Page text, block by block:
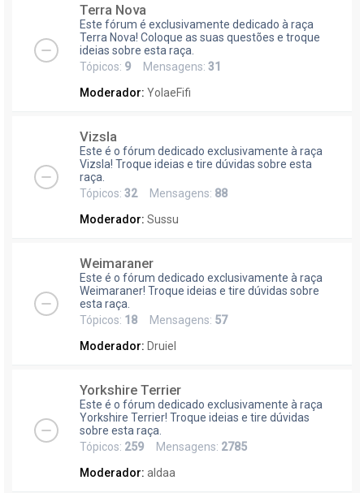
Terra Nova
Este fórum é exclusivamente dedicado à raça
Terra Nova! Coloque as suas questões e troque
ideias sobre esta raça.
Tópicos: 9 Mensagens: 31
Moderador: YolaeFifi
Vizsla
Este é o fórum dedicado exclusivamente à raça
Vizsla! Troque ideias e tire dúvidas sobre esta
raça.
Tópicos: 32Mensagens: 88
Moderador: Sussu
Weimaraner
Este é o fórum dedicado exclusivamente à raça
Weimaraner! Troque ideias e tire dúvidas sobre
esta raça.
Tópicos: 18 Mensagens: 57
Moderador: Druiel
Yorkshire Terrier
Este é o fórum dedicado exclusivamente à raça
Yorkshire Terrier! Troque ideias e tire dúvidas
sobre esta raça.
Tópicos: 259 Mensagens: 2785
Moderador: aldaa